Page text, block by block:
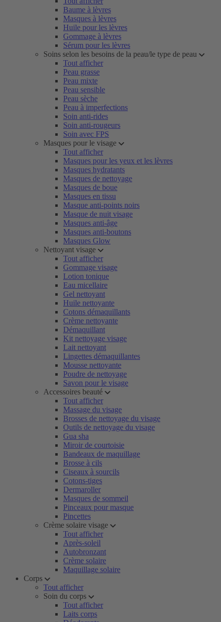
Baume à lèvres
Masques à lèvres
Huile pour les lèvres
Gommage à lèvres
Sérum pour les lèvres
Soins selon les besoins de la peau/le type de peau
Tout afficher
Peau grasse
Peau mixte
Peau sensible
Peau sèche
Peau à imperfections
Soin anti-rides
Soin anti-rougeurs
Soin avec FPS
Masques pour le visage
Tout afficher
Masques pour les yeux et les lèvres
Masques hydratants
Masques de nettoyage
Masques de boue
Masques en tissu
Masque anti-points noirs
Masque de nuit visage
Masques anti-âge
Masques anti-boutons
Masques Glow
Nettoyant visage
Tout afficher
Gommage visage
Lotion tonique
Eau micellaire
Gel nettoyant
Huile nettoyante
Cotons démaquillants
Crème nettoyante
Démaquillant
Kit nettoyage visage
Lait nettoyant
Lingettes démaquillantes
Mousse nettoyante
Poudre de nettoyage
Savon pour le visage
Accessoires beauté
Tout afficher
Massage du visage
Brosses de nettoyage du visage
Outils de nettoyage du visage
Gua sha
Miroir de courtoisie
Bandeaux de maquillage
Brosse à cils
Ciseaux à sourcils
Cotons-tiges
Dermaroller
Masques de sommeil
Pinceaux pour masque
Pincettes
Crème solaire visage
Tout afficher
Après-soleil
Autobronzant
Crème solaire
Maquillage solaire
Corps
Tout afficher
Soin du corps
Tout afficher
Laits corps